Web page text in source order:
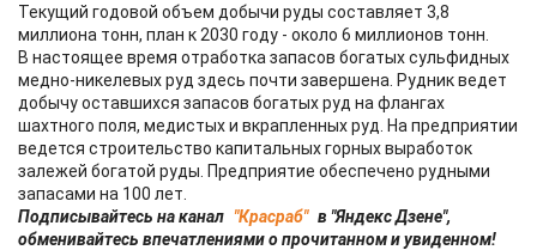
Текущий годовой объем добычи руды составляет 3,8
миллиона тонн, план к 2030 году - около 6 миллионов тонн.
В настоящее время отработка запасов богатых сульфидных
медно-никелевых руд здесь почти завершена. Рудник ведет
добычу оставшихся запасов богатых руд на флангах
шахтного поля, медистых и вкрапленных руд. На предприятии
ведется строительство капитальных горных выработок
залежей богатой руды. Предприятие обеспечено рудными
запасами на 100 лет.
Подписывайтесь на канал "Красраб" в "Яндекс Дзене",
обменивайтесь впечатлениями о прочитанном и увиденном!